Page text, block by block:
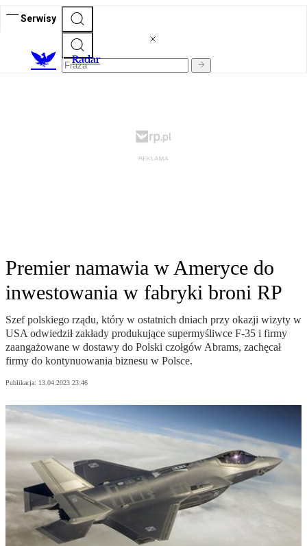
Serwisy
Radar
Premier namawia w Ameryce do
inwestowania w fabryki broni RP
Szef polskiego rządu, który w ostatnich dniach przy okazji wizyty w
USA odwiedził zakłady produkujące supermyśliwce F-35 i firmy
zaangażowane w dostawy do Polski czołgów Abrams, zachęcał
firmy do kontynuowania biznesu w Polsce.
Publikacja: 13.04.2023 23:46